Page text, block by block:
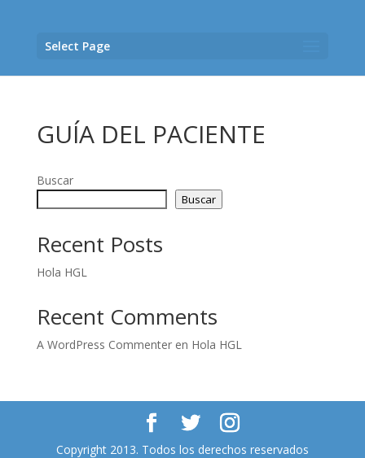
Select Page
GUÍA DEL PACIENTE
Buscar
Buscar
Recent Posts
Hola HGL
Recent Comments
A WordPress Commenteren Hola HGL
Copyright 2013. Todos los derechos reservados